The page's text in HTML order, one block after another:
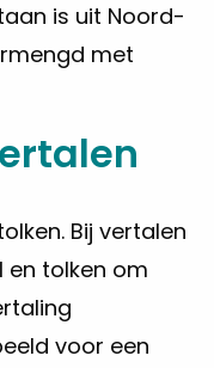
is uit Noord-
met
Bij vertalen
tolken om
voor een